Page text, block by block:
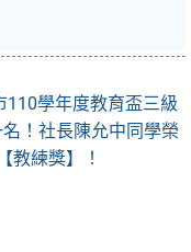
學年度教育盃三級
！社長陳允中同學榮
教練獎】！